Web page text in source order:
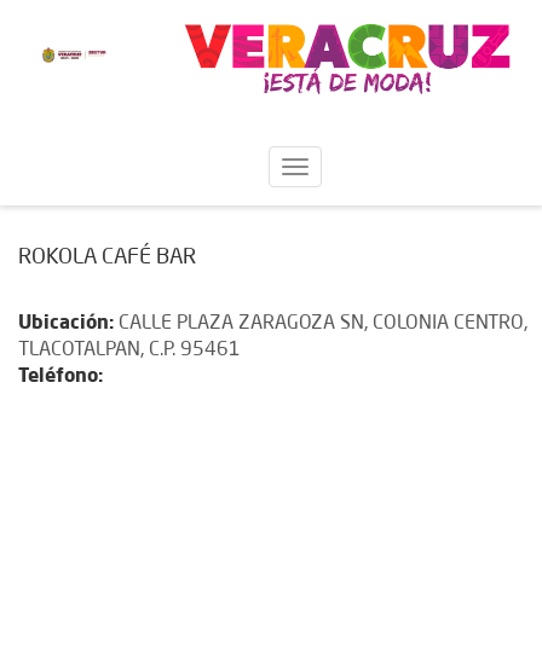
ROKOLA CAFÉ BAR
Ubicación: CALLE PLAZA ZARAGOZA SN, COLONIA CENTRO,
TLACOTALPAN, C.P. 95461
Teléfono: